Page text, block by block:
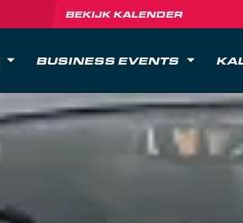
BEKIJK KALENDER
BUSINESS EVENTS